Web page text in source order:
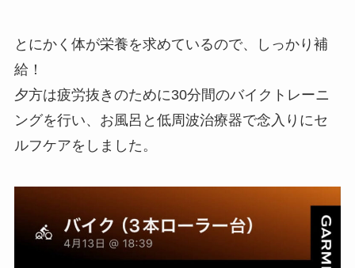
とにかく体が栄養を求めているので、しっかり補
給！
夕方は疲労抜きのために30分間のバイクトレーニ
ングを行い、お風呂と低周波治療器で念入りにセ
ルフケアをしました。